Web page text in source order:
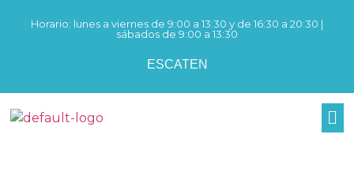
Horario: lunes a viernes de 9:00 a 13:30 y de 16:30 a 20:30 |
sábados de 9:00 a 13:30
ESCATEN